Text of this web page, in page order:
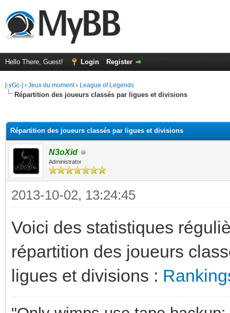
Hello There, Guest! Login Register
[-yGc-] › Jeux du moment› League of Legends
Répartition des joueurs classés par ligues et divisions
Répartition des joueurs classés par ligues et divisions
N3oXid
Administrator
2013-10-02, 13:24:45
Voici des statistiques
répartition des joueurs
ligues et divisions :